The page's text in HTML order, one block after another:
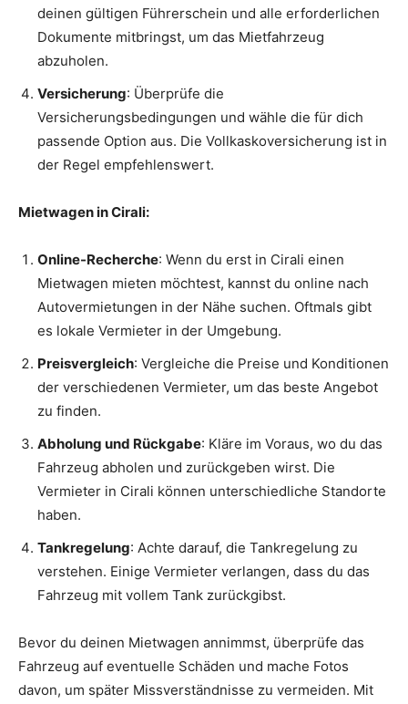
deinen gültigen Führerschein und alle erforderlichen
Dokumente mitbringst, um das Mietfahrzeug
abzuholen.
Versicherung: Überprüfe die
Versicherungsbedingungen und wähle die für dich
passende Option aus. Die Vollkaskoversicherung ist in
der Regel empfehlenswert.
Mietwagen in Cirali:
Online-Recherche: Wenn du erst in Cirali einen
Mietwagen mieten möchtest, kannst du online nach
Autovermietungen in der Nähe suchen. Oftmals gibt
es lokale Vermieter in der Umgebung.
Preisvergleich: Vergleiche die Preise und Konditionen
der verschiedenen Vermieter, um das beste Angebot
zu finden.
Abholung und Rückgabe: Kläre im Voraus, wo du das
Fahrzeug abholen und zurückgeben wirst. Die
Vermieter in Cirali können unterschiedliche Standorte
haben.
Tankregelung: Achte darauf, die Tankregelung zu
verstehen. Einige Vermieter verlangen, dass du das
Fahrzeug mit vollem Tank zurückgibst.
Bevor du deinen Mietwagen annimmst, überprüfe das
Fahrzeug auf eventuelle Schäden und mache Fotos
davon, um später Missverständnisse zu vermeiden. Mit